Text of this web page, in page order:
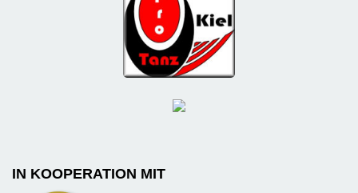
IN KOOPERATION MIT